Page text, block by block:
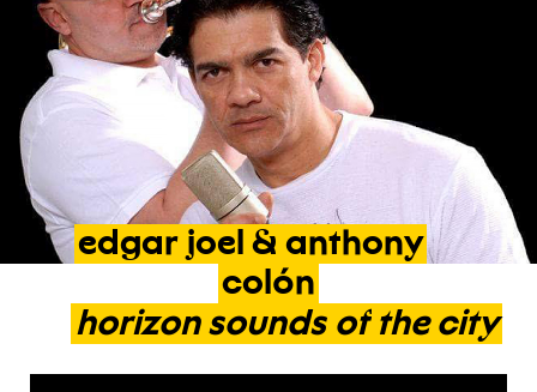
edgar joel & anthony
colón
horizon sounds of the city